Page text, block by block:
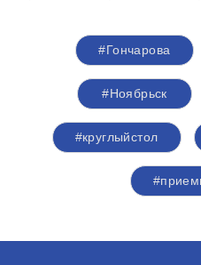
#Гончарова
#Ноябрьск
#круглыйстол